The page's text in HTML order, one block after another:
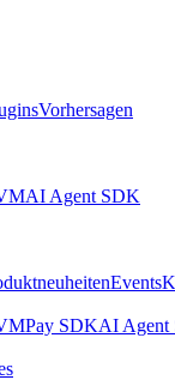
Vorhersagen
AI Agent SDK
Events
Pay SDKAI Agent